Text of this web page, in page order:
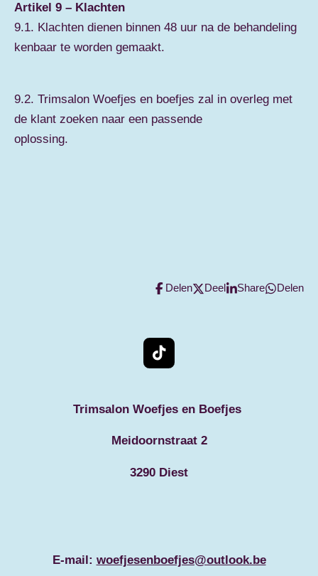
Artikel 9 – Klachten
9.1. Klachten dienen binnen 48 uur na de behandeling
kenbaar te worden gemaakt.
9.2. Trimsalon Woefjes en boefjes zal in overleg met
de klant zoeken naar een passende
oplossing.
Delen Deel Share Delen
T
i
T
o
Trimsalon Woefjes en Boefjes
Meidoornstraat 2
3290 Diest
E-mail: woefjesenboefjes@outlook.be